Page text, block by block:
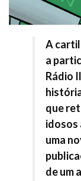
A
a
Rádio
que
idosos
uma
de um